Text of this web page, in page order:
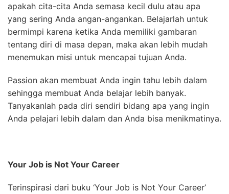
apakah cita-cita Anda semasa kecil dulu atau apa
yang sering Anda angan-angankan. Belajarlah untuk
bermimpi karena ketika Anda memiliki gambaran
tentang diri di masa depan, maka akan lebih mudah
menemukan misi untuk mencapai tujuan Anda.
Passion akan membuat Anda ingin tahu lebih dalam
sehingga membuat Anda belajar lebih banyak.
Tanyakanlah pada diri sendiri bidang apa yang ingin
Anda pelajari lebih dalam dan Anda bisa menikmatinya.
Your Job is Not Your Career
Terinspirasi dari buku ‘Your Job is Not Your Career’